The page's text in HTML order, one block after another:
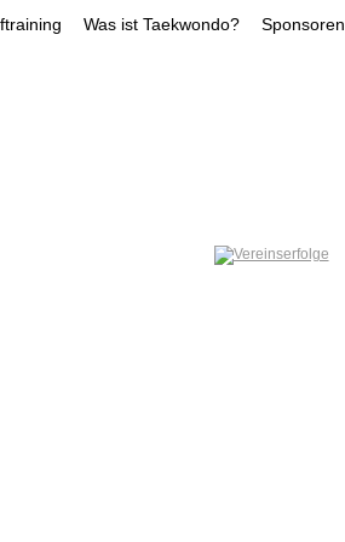
Was ist Taekwondo? Sponsoren